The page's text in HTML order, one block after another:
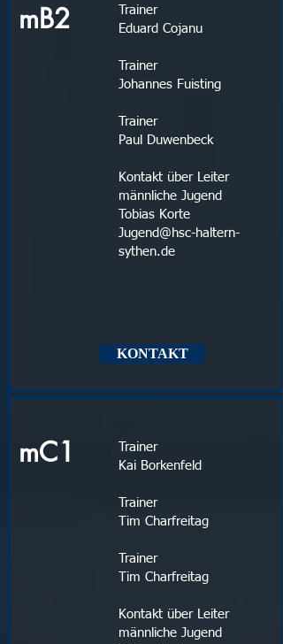
mB2
Trainer
Eduard Cojanu
Trainer
Johannes Fuisting
Trainer
Paul Duwenbeck
Kontakt über Leiter
männliche Jugend
Tobias Korte
Jugend@hsc-haltern-
sythen.de
KONTAKT
mC1
Trainer
Kai Borkenfeld
Trainer
Tim Charfreitag
Trainer
Tim Charfreitag
Kontakt über Leiter
männliche Jugend